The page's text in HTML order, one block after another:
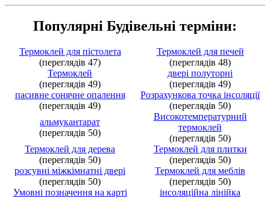
Популярні Будівельні терміни:
Термоклей для пістолета
(переглядів 47)
Термоклей для печей
(переглядів 48)
Термоклей
(переглядів 49)
двері полуторні
(переглядів 49)
пасивне сонячне опалення
(переглядів 49)
Розрахункова точка інсоляції
(переглядів 50)
альмукантарат
(переглядів 50)
Високотемпературний
термоклей
(переглядів 50)
Термоклей для дерева
(переглядів 50)
Термоклей для плитки
(переглядів 50)
розсувні міжкімнатні двері
(переглядів 50)
Термоклей для меблів
(переглядів 50)
Умовні позначення на карті
інсоляційна лінійка